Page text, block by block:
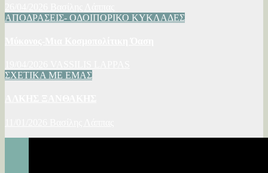
ΑΠΟΔΡΑΣΕΙΣ- ΟΔΟΙΠΟΡΙΚΟ ΚΥΚΛΑΔΕΣ
ΣΧΕΤΙΚΑ ΜΕ ΕΜΑΣ